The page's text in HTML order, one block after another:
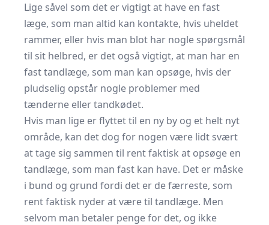
Lige såvel som det er vigtigt at have en fast
læge, som man altid kan kontakte, hvis uheldet
rammer, eller hvis man blot har nogle spørgsmål
til sit helbred, er det også vigtigt, at man har en
fast tandlæge, som man kan opsøge, hvis der
pludselig opstår nogle problemer med
tænderne eller tandkødet.
Hvis man lige er flyttet til en ny by og et helt nyt
område, kan det dog for nogen være lidt svært
at tage sig sammen til rent faktisk at opsøge en
tandlæge, som man fast kan have. Det er måske
i bund og grund fordi det er de færreste, som
rent faktisk nyder at være til tandlæge. Men
selvom man betaler penge for det, og ikke